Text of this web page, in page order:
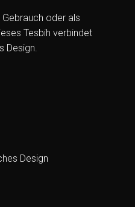
oder als
Tesbih verbindet
Design.
Design